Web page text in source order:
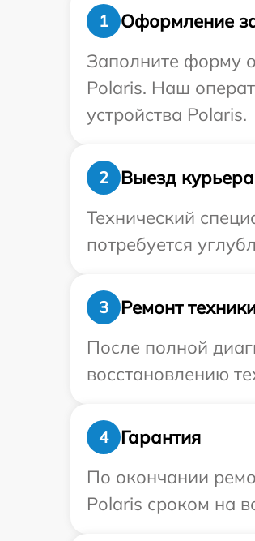
1
Оформление
Заполните форму
Polaris. Наш
устройства Polaris.
2
Выезд
Технический
потребуется
3
Ремонт
После полной
восстановлению
4
Гарантия
По окончании
Polaris сроком на